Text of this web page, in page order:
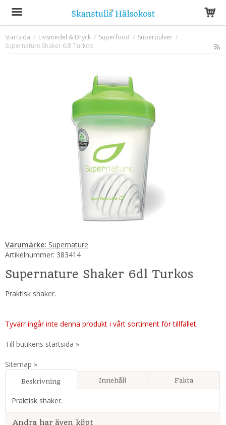
Produkten har blivit tillagd i varukorgen
Startsida / Livsmedel & Dryck / Superfood / Superpulver /
Supernature Shaker 6dl Turkos
Varumärke: Supernature
Artikelnummer: 383414
Supernature Shaker 6dl Turkos
Praktisk shaker.
Tyvärr ingår inte denna produkt i vårt sortiment för tillfället.
Till butikens startsida »
Sitemap »
Beskrivning Innehåll Fakta
Praktisk shaker.
Andra har även köpt